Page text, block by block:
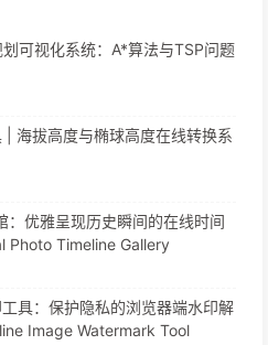
可视化系统：A*算法与TSP问题
| 海拔高度与椭球高度在线转换系
：优雅呈现历史瞬间的在线时间
Photo Timeline Gallery
具：保护隐私的浏览器端水印解
Image Watermark Tool